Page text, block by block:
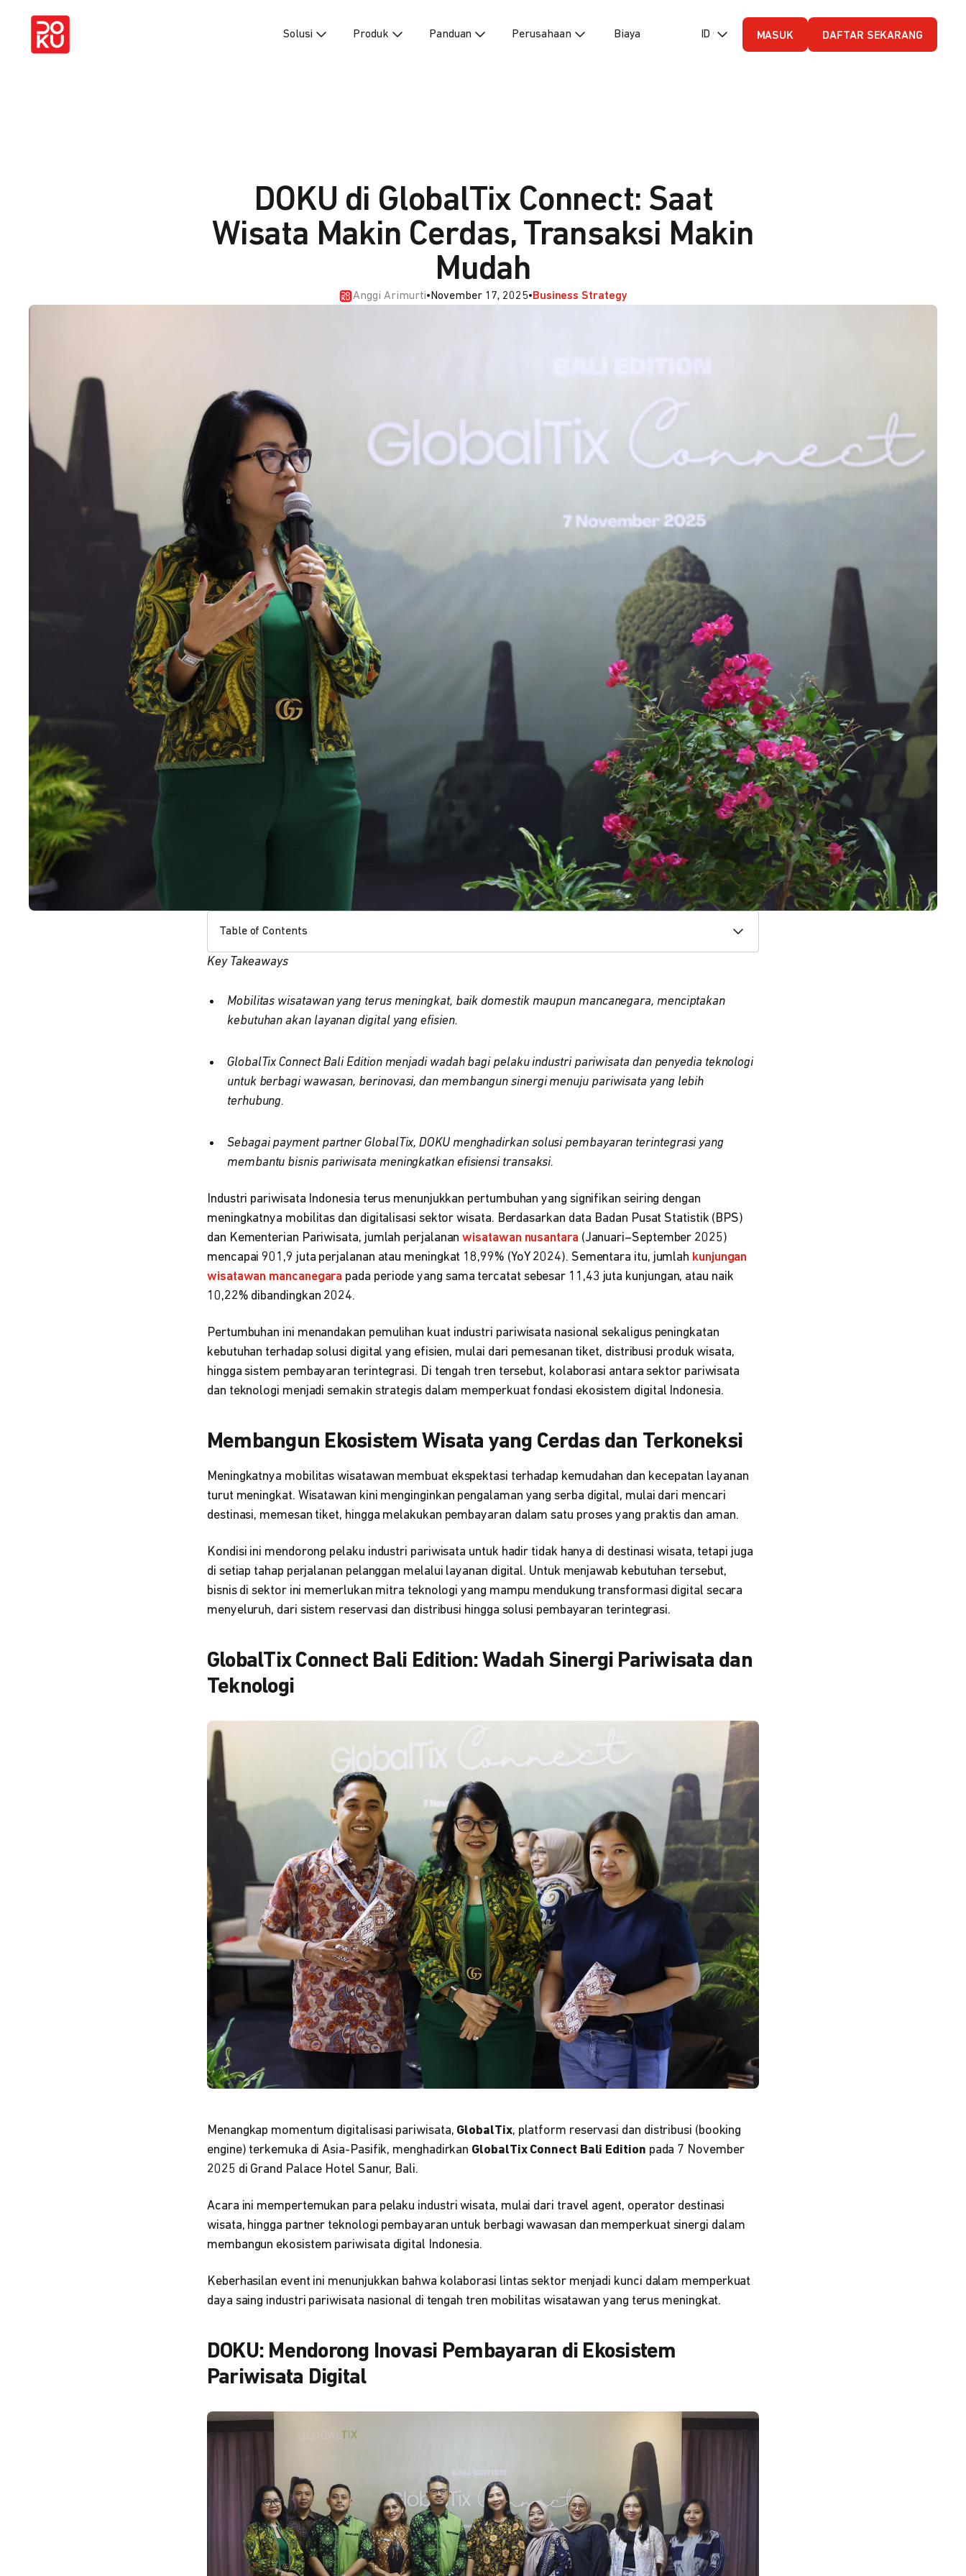
Solusi Produk Panduan Perusahaan Biaya ID (Bahasa Indonesia)
MASUK DAFTAR SEKARANG
DOKU di GlobalTix Connect: Saat
Wisata Makin Cerdas, Transaksi Makin
Mudah
Anggi Arimurti• November 17, 2025•Business Strategy
Table of Contents
Key Takeaways
Mobilitas wisatawan yang terus meningkat, baik domestik maupun mancanegara, menciptakan
kebutuhan akan layanan digital yang efisien.
GlobalTix Connect Bali Edition menjadi wadah bagi pelaku industri pariwisata dan penyedia teknologi
untuk berbagi wawasan, berinovasi, dan membangun sinergi menuju pariwisata yang lebih
terhubung.
Sebagai payment partner GlobalTix, DOKU menghadirkan solusi pembayaran terintegrasi yang
membantu bisnis pariwisata meningkatkan efisiensi transaksi.
Industri pariwisata Indonesia terus menunjukkan pertumbuhan yang signifikan seiring dengan
meningkatnya mobilitas dan digitalisasi sektor wisata. Berdasarkan data Badan Pusat Statistik (BPS)
dan Kementerian Pariwisata, jumlah perjalananwisatawan nusantara (Januari–September 2025)
mencapai 901,9 juta perjalanan atau meningkat 18,99% (YoY 2024). Sementara itu, jumlah kunjungan
wisatawan mancanegara pada periode yang sama tercatat sebesar 11,43 juta kunjungan, atau naik
10,22% dibandingkan 2024.
Pertumbuhan ini menandakan pemulihan kuat industri pariwisata nasional sekaligus peningkatan
kebutuhan terhadap solusi digital yang efisien, mulai dari pemesanan tiket, distribusi produk wisata,
hingga sistem pembayaran terintegrasi. Di tengah tren tersebut, kolaborasi antara sektor pariwisata
dan teknologi menjadi semakin strategis dalam memperkuat fondasi ekosistem digital Indonesia.
Membangun Ekosistem Wisata yang Cerdas dan Terkoneksi
Meningkatnya mobilitas wisatawan membuat ekspektasi terhadap kemudahan dan kecepatan layanan
turut meningkat. Wisatawan kini menginginkan pengalaman yang serba digital, mulai dari mencari
destinasi, memesan tiket, hingga melakukan pembayaran dalam satu proses yang praktis dan aman.
Kondisi ini mendorong pelaku industri pariwisata untuk hadir tidak hanya di destinasi wisata, tetapi juga
di setiap tahap perjalanan pelanggan melalui layanan digital. Untuk menjawab kebutuhan tersebut,
bisnis di sektor ini memerlukan mitra teknologi yang mampu mendukung transformasi digital secara
menyeluruh, dari sistem reservasi dan distribusi hingga solusi pembayaran terintegrasi.
GlobalTix Connect Bali Edition: Wadah Sinergi Pariwisata dan
Teknologi
Menangkap momentum digitalisasi pariwisata, GlobalTix, platform reservasi dan distribusi (booking
engine) terkemuka di Asia-Pasifik, menghadirkan GlobalTix Connect Bali Edition pada 7 November
2025 di Grand Palace Hotel Sanur, Bali.
Acara ini mempertemukan para pelaku industri wisata, mulai dari travel agent, operator destinasi
wisata, hingga partner teknologi pembayaran untuk berbagi wawasan dan memperkuat sinergi dalam
membangun ekosistem pariwisata digital Indonesia.
Keberhasilan event ini menunjukkan bahwa kolaborasi lintas sektor menjadi kunci dalam memperkuat
daya saing industri pariwisata nasional di tengah tren mobilitas wisatawan yang terus meningkat.
DOKU: Mendorong Inovasi Pembayaran di Ekosistem
Pariwisata Digital